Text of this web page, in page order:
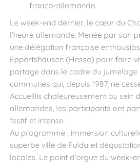
franco-allemande.
Le week-end dernier, le cœur du
l’heure allemande. Menée par son
une délégation française
Eppertshausen (Hesse) pour faire
partage dans le cadre du jumelage
communes qui, depuis 1987, ne
Accueillis chaleureusement au sein
allemandes, les participants ont
festif et intense.
Au programme : immersion
superbe ville de Fulda et
locales. Le point d’orgue du week-